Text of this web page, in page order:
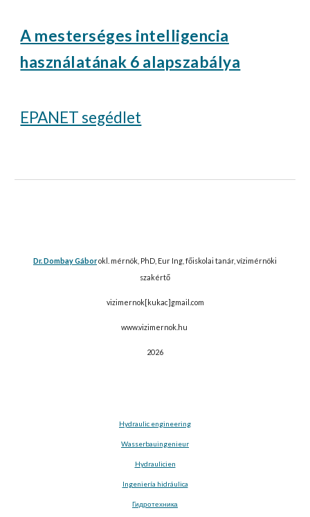
A mesterséges intelligencia
használatának 6 alapszabálya
EPANET segédlet
Dr. Dombay Gáborokl. mérnök, PhD, Eur Ing, főiskolai tanár, vízimérnöki
szakértő
vizimernok[kukac]gmail.com
www.vizimernok.hu
2026
Hydraulic engineering
Wasserbauingenieur
Hydraulicien
Ingeniería hidráulica
Гидротехника